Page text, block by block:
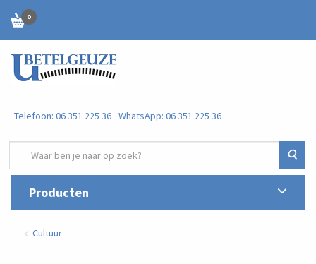
0
Telefoon: 06 351 225 36 WhatsApp: 06 351 225 36
Producten
Cultuur